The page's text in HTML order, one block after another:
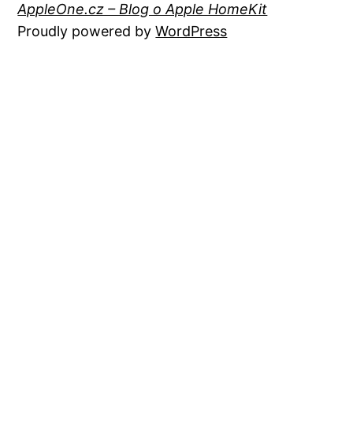
AppleOne.cz – Blog o Apple HomeKit
Proudly powered byWordPress